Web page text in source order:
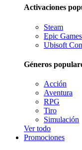
Activaciones
Steam
Epic Games
Ubisoft
Géneros
Acción
Aventura
RPG
Tiro
Simulación
Ver todo
Promociones